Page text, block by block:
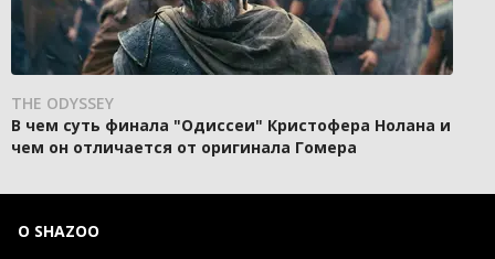
THE ODYSSEY
В чем суть финала "Одиссеи" Кристофера Нолана и
чем он отличается от оригинала Гомера
О SHAZOO